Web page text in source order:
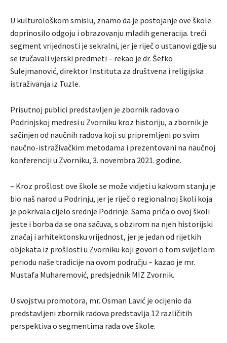
U kulturološkom smislu, znamo da je postojanje ove škole
doprinosilo odgoju i obrazovanju mladih generacija. treći
segment vrijednosti je sekralni, jer je riječ o ustanovi gdje su
se izučavali vjerski predmeti – rekao je dr. Šefko
Sulejmanović, direktor Instituta za društvena i religijska
istraživanja iz Tuzle.
Prisutnoj publici predstavljen je zbornik radova o
Podrinjskoj medresi u Zvorniku kroz historiju, a zbornik je
sačinjen od naučnih radova koji su pripremljeni po svim
naučno-istraživačkim metodama i prezentovani na naučnoj
konferenciji u Zvorniku, 3. novembra 2021. godine.
– Kroz prošlost ove škole se može vidjeti u kakvom stanju je
bio naš narod u Podrinju, jer je riječ o regionalnoj školi koja
je pokrivala cijelo srednje Podrinje. Sama priča o ovoj školi
jeste i borba da se ona sačuva, s obzirom na njen historijski
značaj i arhitektonsku vrijednost, jer je jedan od rijetkih
objekata iz prošlosti u Zvorniku koji govori o tom svijetlom
periodu naše tradicije na ovom području – kazao je mr.
Mustafa Muharemović, predsjednik MIZ Zvornik.
U svojstvu promotora, mr. Osman Lavić je ocijenio da
predstavljeni zbornik radova predstavlja 12 različitih
perspektiva o segmentima rada ove škole.